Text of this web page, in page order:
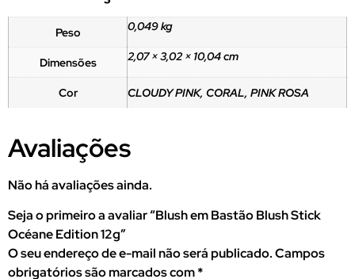
Peso 0,049 kg
Dimensões 2,07 × 3,02 × 10,04 cm
Cor CLOUDY PINK, CORAL, PINK ROSA
Avaliações
Não há avaliações ainda.
Seja o primeiro a avaliar “Blush em Bastão Blush Stick
Océane Edition 12g”
O seu endereço de e-mail não será publicado.Campos
obrigatórios são marcados com*